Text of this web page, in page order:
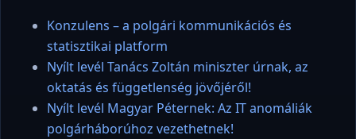
Konzulens – a polgári kommunikációs és
statisztikai platform
Nyílt levél Tanács Zoltán miniszter úrnak, az
oktatás és függetlenség jövőjéről!
Nyílt levél Magyar Péternek: Az IT anomáliák
polgárháborúhoz vezethetnek!